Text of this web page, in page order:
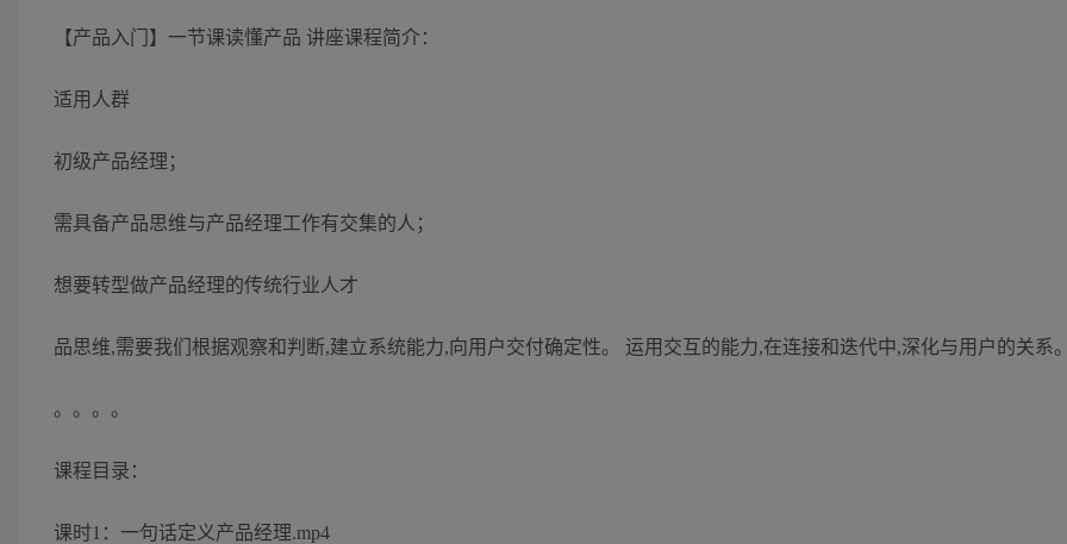
【产品入门】一节课读懂产品 讲座课程简介：
适用人群
初级产品经理；
需具备产品思维与产品经理工作有交集的人；
想要转型做产品经理的传统行业人才
品思维,需要我们根据观察和判断,建立系统能力,向用户交付确定性。 运用交互的能力,在连接和迭代中,深化与用户的关系
。。。。
课程目录：
课时1：一句话定义产品经理.mp4